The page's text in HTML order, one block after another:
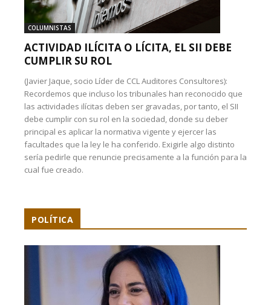
COLUMNISTAS
ACTIVIDAD ILÍCITA O LÍCITA, EL SII DEBE
CUMPLIR SU ROL
(Javier Jaque, socio Líder de CCL Auditores Consultores):
Recordemos que incluso los tribunales han reconocido que
las actividades ilícitas deben ser gravadas, por tanto, el SII
debe cumplir con su rol en la sociedad, donde su deber
principal es aplicar la normativa vigente y ejercer las
facultades que la ley le ha conferido. Exigirle algo distinto
sería pedirle que renuncie precisamente a la función para la
cual fue creado.
POLÍTICA